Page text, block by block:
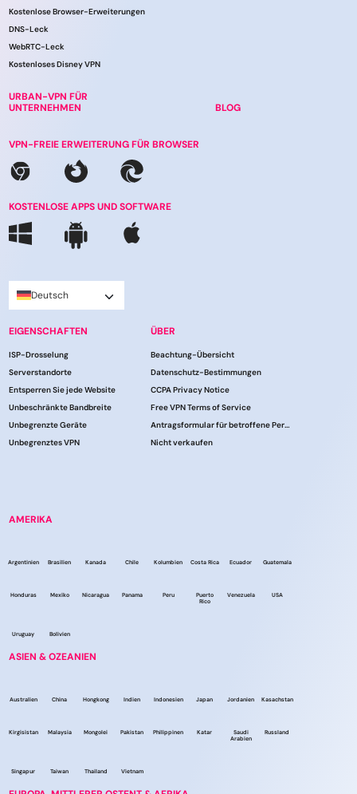
Kostenlose Browser-Erweiterungen
DNS-Leck
WebRTC-Leck
Kostenloses Disney VPN
URBAN-VPN FÜR
UNTERNEHMEN
BLOG
VPN-FREIE ERWEITERUNG FÜR BROWSER
KOSTENLOSE APPS UND SOFTWARE
Deutsch
EIGENSCHAFTEN
ISP-Drosselung
Serverstandorte
Entsperren Sie jede Website
Unbeschränkte Bandbreite
Unbegrenzte Geräte
Unbegrenztes VPN
ÜBER
Beachtung-Übersicht
Datenschutz-Bestimmungen
CCPA Privacy Notice
Free VPN Terms of Service
Antragsformular für betroffene Personen
Nicht verkaufen
AMERIKA
Argentinien Brasilien Kanada Chile Kolumbien Costa Rica Ecuador Guatemala
Honduras Mexiko Nicaragua Panama Peru
Puerto
Rico
Venezuela USA
Uruguay Bolivien
ASIEN & OZEANIEN
Australien China Hongkong Indien Indonesien Japan Jordanien Kasachstan
Kirgisistan Malaysia Mongolei Pakistan Philippinen Katar
Saudi
Arabien
Russland
Singapur Taiwan Thailand Vietnam